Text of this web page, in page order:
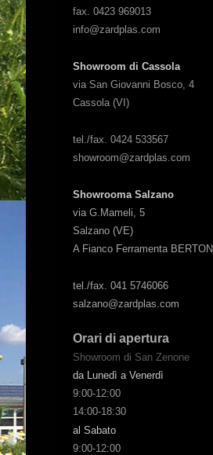
fax. 0423 969013
info@zardplas.com
Showroom di Cassola
via San Giovanni Bosco, 4
Cassola (VI)
tel./fax. 0424 533567
showroom@zardplas.com
Showrooma Salzano
via G.Mameli, 5
Salzano (VE)
A Fianco Ferramenta BERTON
tel./fax. 041 5746066
salzano@zardplas.com
Orari di apertura
Showroom di San Zenone
da Lunedì a Venerdì
9:00-12:00
14:00-18:30
al Sabato
9:00-12:00